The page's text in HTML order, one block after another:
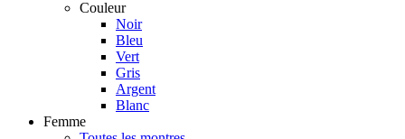
Couleur
Noir
Bleu
Vert
Gris
Argent
Blanc
Femme